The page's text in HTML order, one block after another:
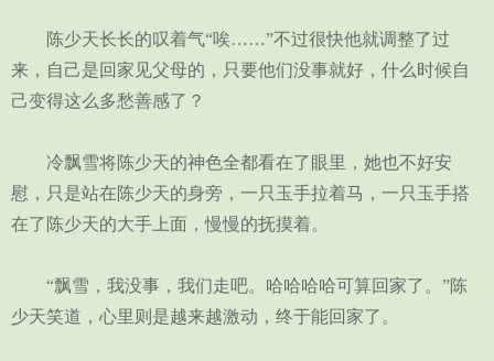
陈少天长长的叹着气“唉……”不过很快他就调整了过
来，自己是回家见父母的，只要他们没事就好，什么时候自
己变得这么多愁善感了？
冷飘雪将陈少天的神色全都看在了眼里，她也不好安
慰，只是站在陈少天的身旁，一只玉手拉着马，一只玉手搭
在了陈少天的大手上面，慢慢的抚摸着。
“飘雪，我没事，我们走吧。哈哈哈哈可算回家了。”陈
少天笑道，心里则是越来越激动，终于能回家了。